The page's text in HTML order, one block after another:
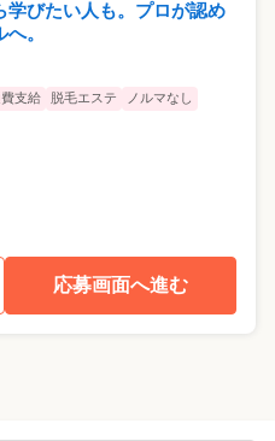
学びたい人も。プロが認め
。
支給 脱毛エステ
ノルマなし
応募画面へ進む